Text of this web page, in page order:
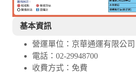
基本資訊
營運單位：京華通運有限公司
電話：02-29948700
收費方式：免費